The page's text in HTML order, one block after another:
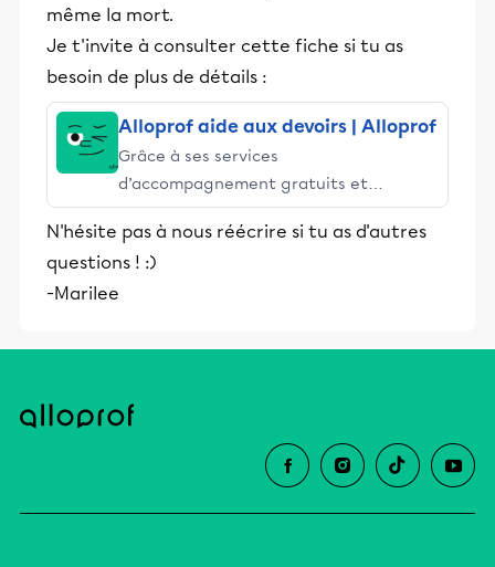
même la mort.
Je t'invite à consulter cette fiche si tu as
besoin de plus de détails :
Alloprof aide aux devoirs | Alloprof
Grâce à ses services
d’accompagnement gratuits et
stimulants, Alloprof engage les élèves
et leurs parents dans la réussite
éducative.
N'hésite pas à nous réécrire si tu as d'autres
questions ! :)
-Marilee